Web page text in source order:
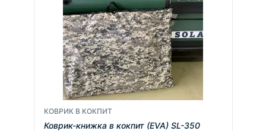
КОВРИК В КОКПИТ
Коврик-книжка в кокпит (EVA) SL-350